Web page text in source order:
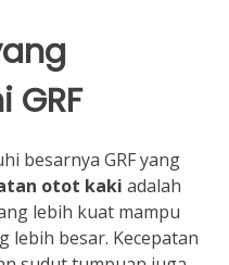
besarnya GRF yang
otot kaki adalah
lebih kuat mampu
lebih besar. Kecepatan